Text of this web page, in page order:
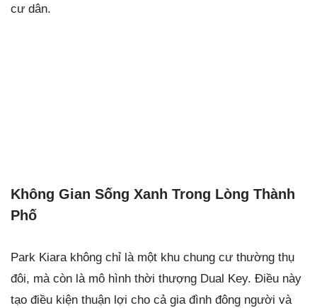
cư dân.
Không Gian Sống Xanh Trong Lòng Thành
Phố
Park Kiara không chỉ là một khu chung cư thường thụ
đôi, mà còn là mô hình thời thượng Dual Key. Điều này
tạo điều kiện thuận lợi cho cả gia đình đông người và